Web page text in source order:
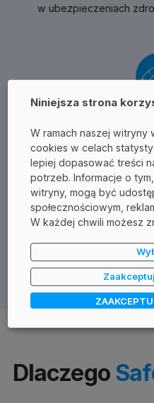
w ubezpieczeniach
Tabele aktuarialne
życia)
Szablony polis
Strategia pozyskiwania
Dlaczego
Niniejsza strona
W ramach naszej witryny
cookies w celach
lepiej dopasować treści
potrzeb. Informacje o
witryny, mogą być
społecznościowym,
W każdej chwili możesz